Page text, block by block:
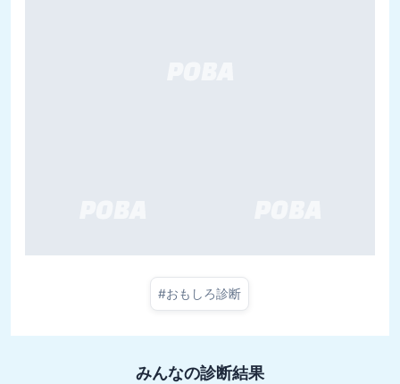
#おもしろ診断
みんなの診断結果